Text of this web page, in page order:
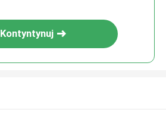
Kontyntynuj